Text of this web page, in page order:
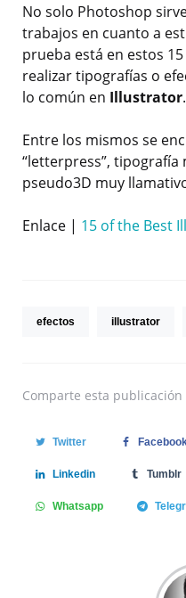
No solo Photoshop
trabajos en cuanto a
prueba está en estos
realizar tipografías o
lo común en Illustrator.
Entre los mismos se
“letterpress”, tipografía
pseudo3D muy
Enlace | 15 of the Best
efectos illustrator
Comparte esta publicación
Twitter
Linkedin Tumblr
Whatsapp